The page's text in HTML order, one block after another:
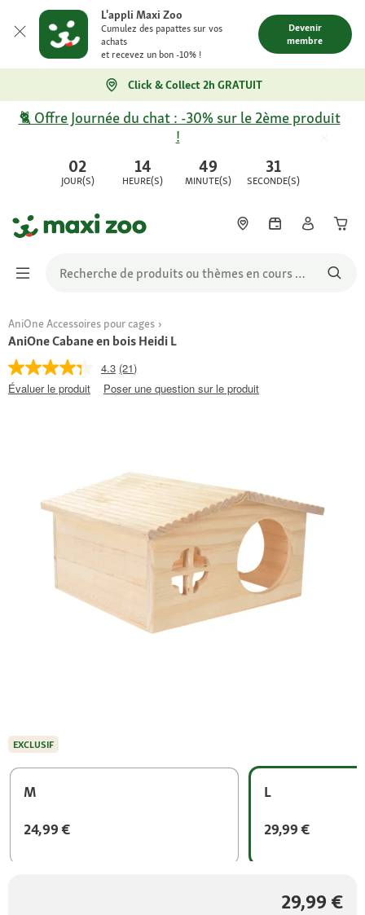
L'appli Maxi Zoo
Cumulez des papattes sur vos
achats
et recevez un bon -10% !
Devenir
membre
Click & Collect 2h GRATUIT
02
JOUR(S)
14
HEURE(S)
49
MINUTE(S)
31
SECONDE(S)
🐈 Offre Journée du chat : -30% sur le 2ème produit
!
AniOne Accessoires pour cages
AniOne Cabane en bois Heidi L
4.3 (21)
Évaluer le produit
Poser une question sur le produit
M
24,99 €
L
29,99 €
29,99 €
EXCLUSIF